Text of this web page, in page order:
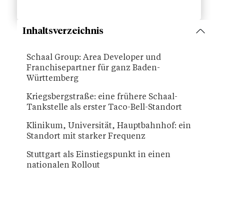
Inhaltsverzeichnis
Schaal Group: Area Developer und
Franchisepartner für ganz Baden-
Württemberg
Kriegsbergstraße: eine frühere Schaal-
Tankstelle als erster Taco-Bell-Standort
Klinikum, Universität, Hauptbahnhof: ein
Standort mit starker Frequenz
Stuttgart als Einstiegspunkt in einen
nationalen Rollout